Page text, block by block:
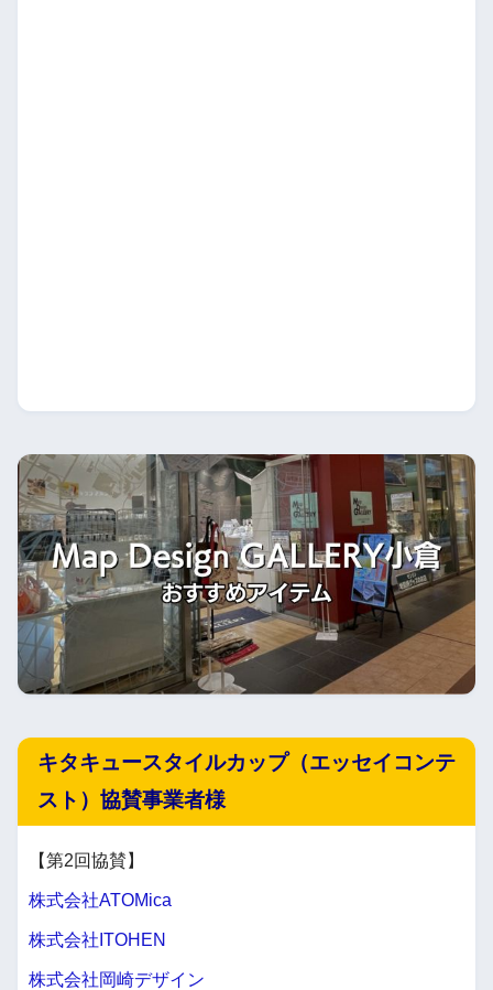
キタキュースタイルカップ（エッセイコンテ
スト）協賛事業者様
【第2回協賛】
株式会社ATOMica
株式会社ITOHEN
株式会社岡崎デザイン